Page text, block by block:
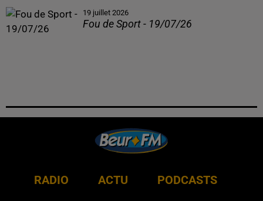
19 juillet 2026
Fou de Sport - 19/07/26
RADIO ACTU PODCASTS